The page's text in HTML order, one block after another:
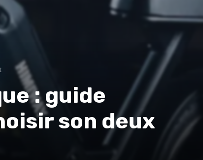
: guide
son deux